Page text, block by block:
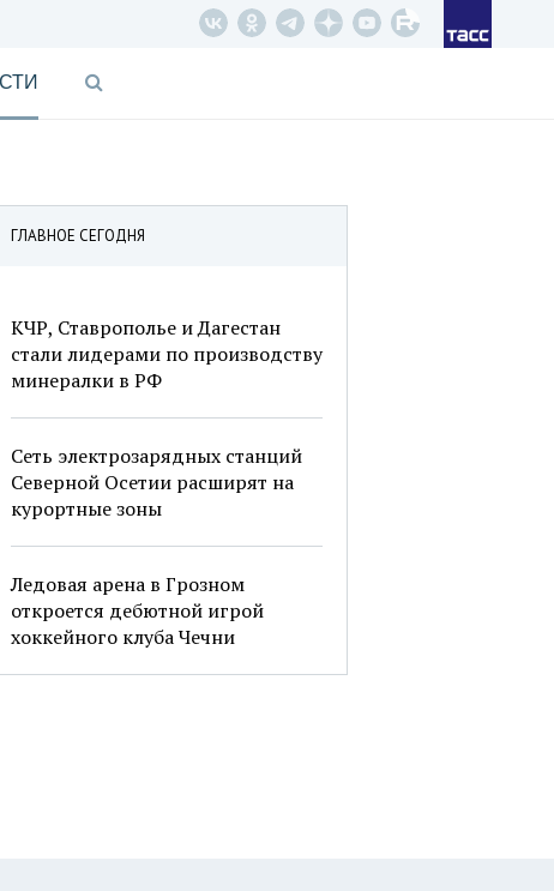
ГЛАВНОЕ СЕГОДНЯ
КЧР, Ставрополье и Дагестан
стали лидерами по производству
минералки в РФ
Сеть электрозарядных станций
Северной Осетии расширят на
курортные зоны
Ледовая арена в Грозном
откроется дебютной игрой
хоккейного клуба Чечни